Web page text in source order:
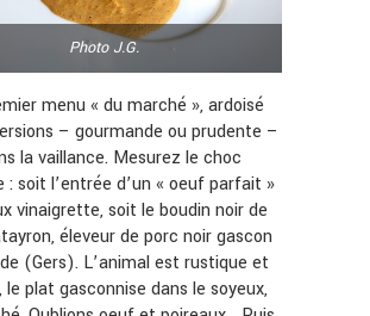
Photo J.G.
menu « du marché », ardoisé
– gourmande ou prudente –
la vaillance. Mesurez le choc
: soit l’entrée d’un « oeuf parfait »
vinaigrette, soit le boudin noir de
éleveur de porc noir gascon
(Gers). L’animal est rustique et
le plat gasconnise dans le soyeux,